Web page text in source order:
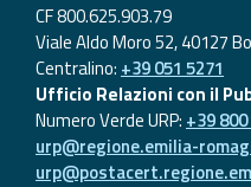
CF 800.625.903.79
Viale Aldo Moro 52, 40127
Centralino: +39 051 5271
Ufficio Relazioni con il
Numero Verde URP: +39
urp@regione.emilia-